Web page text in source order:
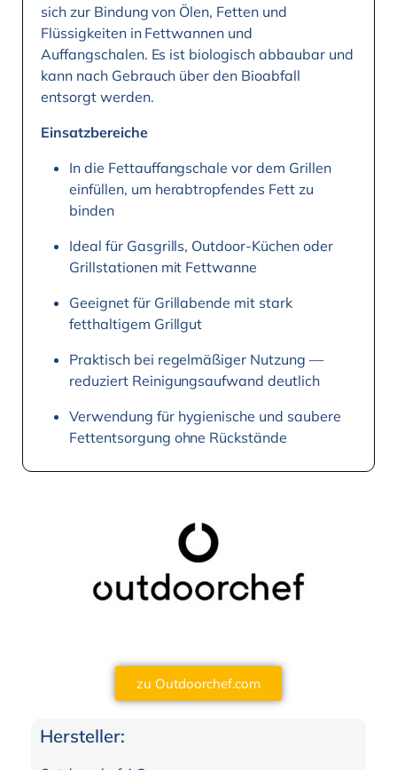
sich zur Bindung von Ölen, Fetten und
Flüssigkeiten in Fettwannen und
Auffangschalen. Es ist biologisch abbaubar und
kann nach Gebrauch über den Bioabfall
entsorgt werden.
Einsatzbereiche
In die Fettauffangschale vor dem Grillen
einfüllen, um herabtropfendes Fett zu
binden
Ideal für Gasgrills, Outdoor-Küchen oder
Grillstationen mit Fettwanne
Geeignet für Grillabende mit stark
fetthaltigem Grillgut
Praktisch bei regelmäßiger Nutzung —
reduziert Reinigungsaufwand deutlich
Verwendung für hygienische und saubere
Fettentsorgung ohne Rückstände
zu Outdoorchef.com
Hersteller: